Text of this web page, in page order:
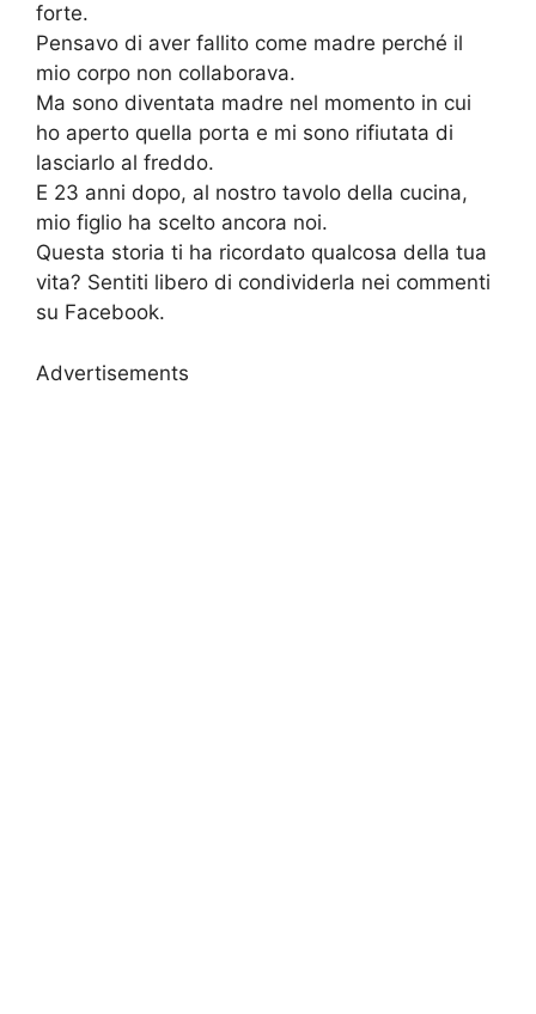
forte.
Pensavo di aver fallito come madre perché il
mio corpo non collaborava.
Ma sono diventata madre nel momento in cui
ho aperto quella porta e mi sono rifiutata di
lasciarlo al freddo.
E 23 anni dopo, al nostro tavolo della cucina,
mio figlio ha scelto ancora noi.
Questa storia ti ha ricordato qualcosa della tua
vita? Sentiti libero di condividerla nei commenti
su Facebook.
Advertisements